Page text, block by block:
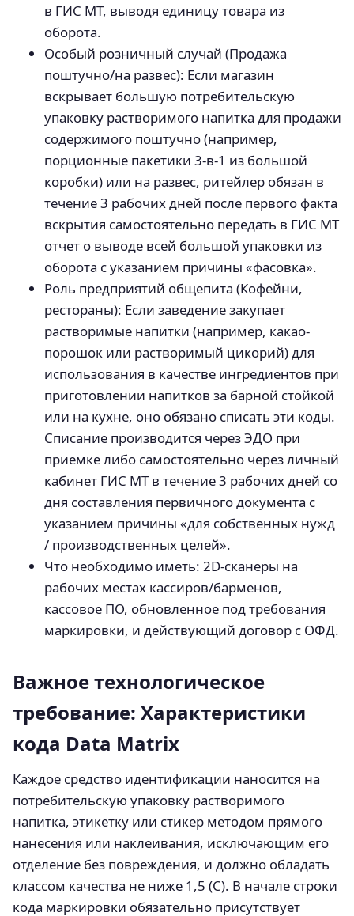
в ГИС МТ, выводя единицу товара из
оборота.
Особый розничный случай (Продажа
поштучно/на развес): Если магазин
вскрывает большую потребительскую
упаковку растворимого напитка для продажи
содержимого поштучно (например,
порционные пакетики 3-в-1 из большой
коробки) или на развес, ритейлер обязан в
течение 3 рабочих дней после первого факта
вскрытия самостоятельно передать в ГИС МТ
отчет о выводе всей большой упаковки из
оборота с указанием причины «фасовка».
Роль предприятий общепита (Кофейни,
рестораны): Если заведение закупает
растворимые напитки (например, какао-
порошок или растворимый цикорий) для
использования в качестве ингредиентов при
приготовлении напитков за барной стойкой
или на кухне, оно обязано списать эти коды.
Списание производится через ЭДО при
приемке либо самостоятельно через личный
кабинет ГИС МТ в течение 3 рабочих дней со
дня составления первичного документа с
указанием причины «для собственных нужд
/ производственных целей».
Что необходимо иметь: 2D-сканеры на
рабочих местах кассиров/барменов,
кассовое ПО, обновленное под требования
маркировки, и действующий договор с ОФД.
Важное технологическое
требование: Характеристики
кода Data Matrix
Каждое средство идентификации наносится на
потребительскую упаковку растворимого
напитка, этикетку или стикер методом прямого
нанесения или наклеивания, исключающим его
отделение без повреждения, и должно обладать
классом качества не ниже 1,5 (C). В начале строки
кода маркировки обязательно присутствует